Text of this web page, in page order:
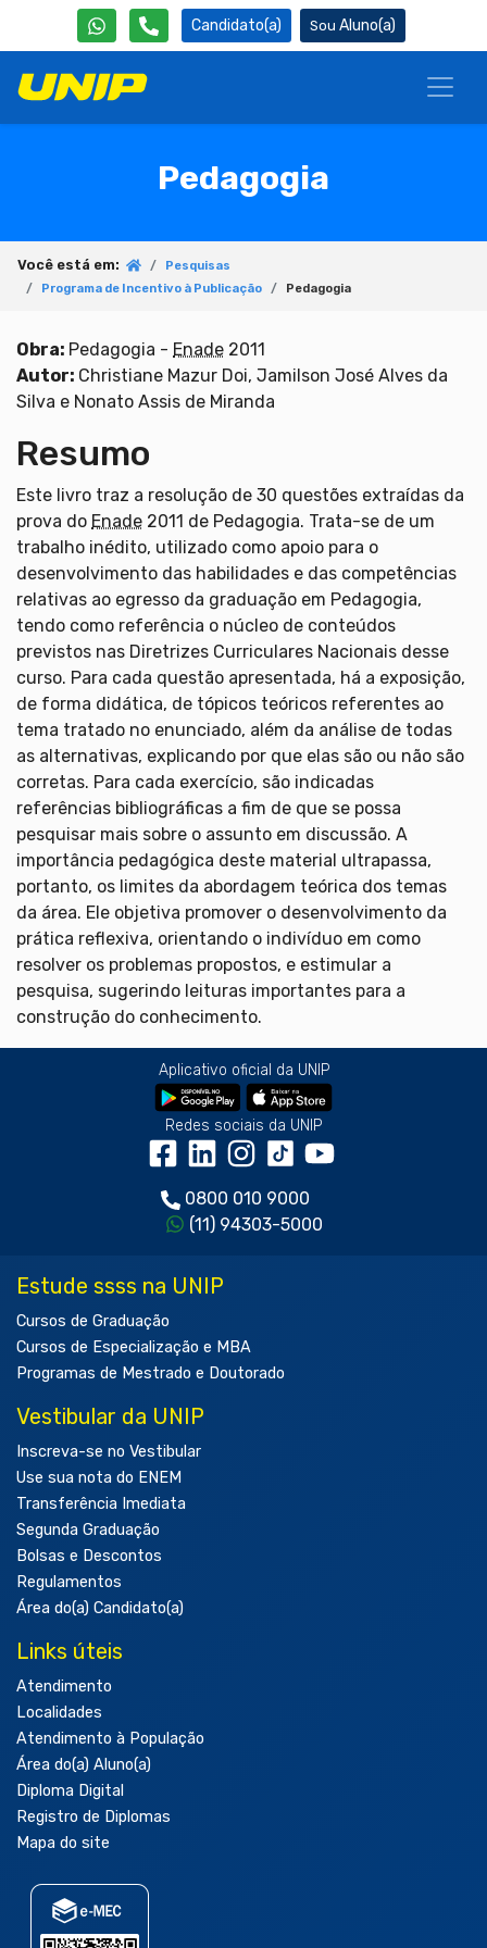
Candidato(a) Aluno(a)
Pedagogia
Você está em:
Pesquisas
Programa de Incentivo à Publicação
Pedagogia
Obra: Pedagogia - Enade 2011
Autor: Christiane Mazur Doi, Jamilson José Alves da
Silva e Nonato Assis de Miranda
Resumo
Este livro traz a resolução de 30 questões extraídas da
prova do Enade 2011 de Pedagogia. Trata-se de um
trabalho inédito, utilizado como apoio para o
desenvolvimento das habilidades e das competências
relativas ao egresso da graduação em Pedagogia,
tendo como referência o núcleo de conteúdos
previstos nas Diretrizes Curriculares Nacionais desse
curso. Para cada questão apresentada, há a exposição,
de forma didática, de tópicos teóricos referentes ao
tema tratado no enunciado, além da análise de todas
as alternativas, explicando por que elas são ou não são
corretas. Para cada exercício, são indicadas
referências bibliográficas a fim de que se possa
pesquisar mais sobre o assunto em discussão. A
importância pedagógica deste material ultrapassa,
portanto, os limites da abordagem teórica dos temas
da área. Ele objetiva promover o desenvolvimento da
prática reflexiva, orientando o indivíduo em como
resolver os problemas propostos, e estimular a
pesquisa, sugerindo leituras importantes para a
construção do conhecimento.
Aplicativo oficial da UNIP
Redes sociais da UNIP
0800 010 9000
(11) 94303-5000
Estude ssss na UNIP
Cursos de Graduação
Cursos de Especialização e MBA
Programas de Mestrado e Doutorado
Vestibular da UNIP
Inscreva-se no Vestibular
Use sua nota do ENEM
Transferência Imediata
Segunda Graduação
Bolsas e Descontos
Regulamentos
Área do(a) Candidato(a)
Links úteis
Atendimento
Localidades
Atendimento à População
Área do(a) Aluno(a)
Diploma Digital
Registro de Diplomas
Mapa do site